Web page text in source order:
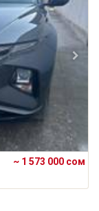
~ 1 573 000 сом